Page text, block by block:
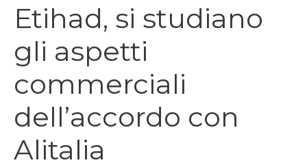
Etihad, si studiano
gli aspetti
commerciali
dell’accordo con
Alitalia